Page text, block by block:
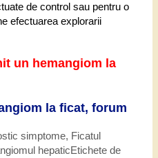
de control sau pentru o
efectuarea explorarii
un hemangiom la
la ficat, forum
simptome, Ficatul
hepaticEtichete de